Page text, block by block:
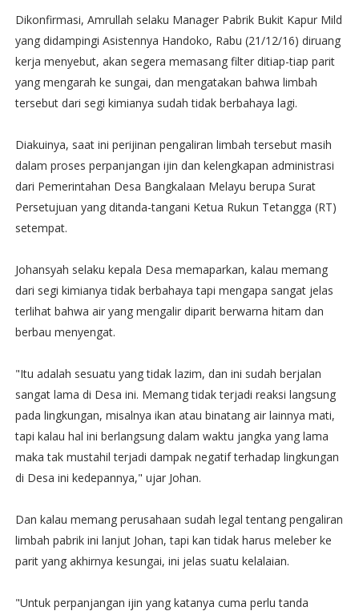
Dikonfirmasi, Amrullah selaku Manager Pabrik Bukit Kapur Mild
yang didampingi Asistennya Handoko, Rabu (21/12/16) diruang
kerja menyebut, akan segera memasang filter ditiap-tiap parit
yang mengarah ke sungai, dan mengatakan bahwa limbah
tersebut dari segi kimianya sudah tidak berbahaya lagi.
Diakuinya, saat ini perijinan pengaliran limbah tersebut masih
dalam proses perpanjangan ijin dan kelengkapan administrasi
dari Pemerintahan Desa Bangkalaan Melayu berupa Surat
Persetujuan yang ditanda-tangani Ketua Rukun Tetangga (RT)
setempat.
Johansyah selaku kepala Desa memaparkan, kalau memang
dari segi kimianya tidak berbahaya tapi mengapa sangat jelas
terlihat bahwa air yang mengalir diparit berwarna hitam dan
berbau menyengat.
"Itu adalah sesuatu yang tidak lazim, dan ini sudah berjalan
sangat lama di Desa ini. Memang tidak terjadi reaksi langsung
pada lingkungan, misalnya ikan atau binatang air lainnya mati,
tapi kalau hal ini berlangsung dalam waktu jangka yang lama
maka tak mustahil terjadi dampak negatif terhadap lingkungan
di Desa ini kedepannya," ujar Johan.
Dan kalau memang perusahaan sudah legal tentang pengaliran
limbah pabrik ini lanjut Johan, tapi kan tidak harus meleber ke
parit yang akhirnya kesungai, ini jelas suatu kelalaian.
"Untuk perpanjangan ijin yang katanya cuma perlu tanda